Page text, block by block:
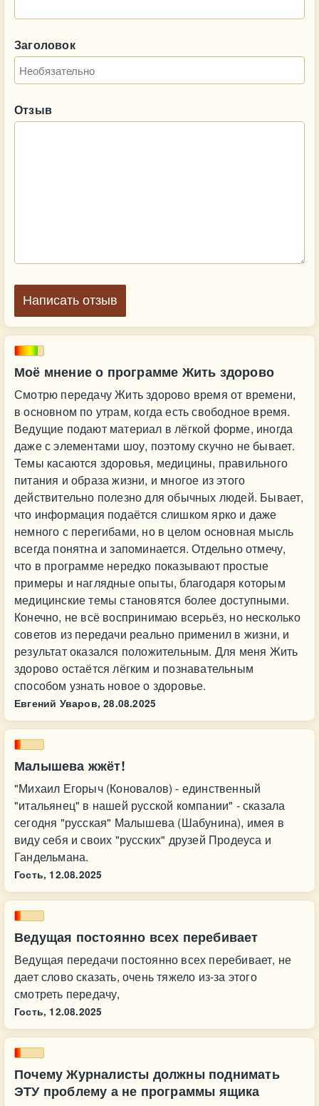
Моё мнение о программе Жить здорово
Смотрю передачу Жить здорово время от времени,
в основном по утрам, когда есть свободное время.
Ведущие подают материал в лёгкой форме, иногда
даже с элементами шоу, поэтому скучно не бывает.
Темы касаются здоровья, медицины, правильного
питания и образа жизни, и многое из этого
действительно полезно для обычных людей. Бывает,
что информация подаётся слишком ярко и даже
немного с перегибами, но в целом основная мысль
всегда понятна и запоминается. Отдельно отмечу,
что в программе нередко показывают простые
примеры и наглядные опыты, благодаря которым
медицинские темы становятся более доступными.
Конечно, не всё воспринимаю всерьёз, но несколько
советов из передачи реально применил в жизни, и
результат оказался положительным. Для меня Жить
здорово остаётся лёгким и познавательным
способом узнать новое о здоровье.
Евгений Уваров, 28.08.2025
Малышева жжёт!
"Михаил Егорыч (Коновалов) - единственный
"итальянец" в нашей русской компании" - сказала
сегодня "русская" Малышева (Шабунина), имея в
виду себя и своих "русских" друзей Продеуса и
Гандельмана.
Гость, 12.08.2025
Ведущая постоянно всех перебивает
Ведущая передачи постоянно всех перебивает, не
дает слово сказать, очень тяжело из-за этого
смотреть передачу,
Гость, 12.08.2025
Почему Журналисты должны поднимать
ЭТУ проблему а не программы ящика
Заголовок
Отзыв
Написать отзыв